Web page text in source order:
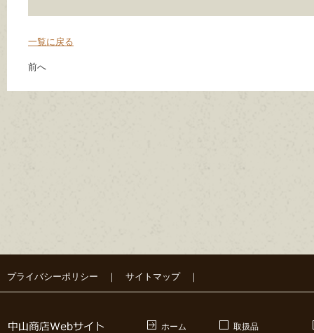
一覧に戻る
前へ
プライバシーポリシー ｜ サイトマップ｜
ホーム 取扱品